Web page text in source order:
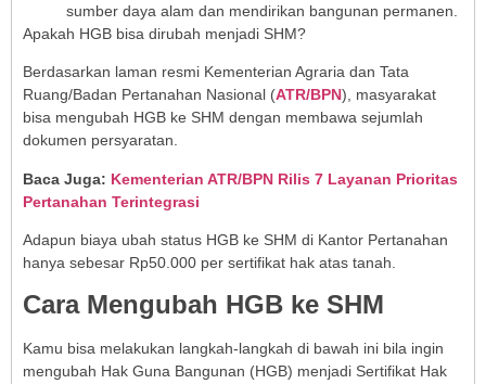
sumber daya alam dan mendirikan bangunan permanen.
Apakah HGB bisa dirubah menjadi SHM?
Berdasarkan laman resmi Kementerian Agraria dan Tata
Ruang/Badan Pertanahan Nasional (ATR/BPN), masyarakat
bisa mengubah HGB ke SHM dengan membawa sejumlah
dokumen persyaratan.
Baca Juga: Kementerian ATR/BPN Rilis 7 Layanan Prioritas
Pertanahan Terintegrasi
Adapun biaya ubah status HGB ke SHM di Kantor Pertanahan
hanya sebesar Rp50.000 per sertifikat hak atas tanah.
Cara Mengubah HGB ke SHM
Kamu bisa melakukan langkah-langkah di bawah ini bila ingin
mengubah Hak Guna Bangunan (HGB) menjadi Sertifikat Hak